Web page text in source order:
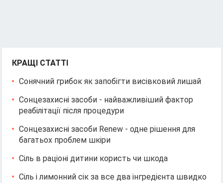
КРАЩІ СТАТТІ
Сонячний грибок як запобігти висівковий лишай
Сонцезахисні засоби - найважливіший фактор
реабілітації після процедури
Сонцезахисні засоби Renew - одне рішення для
багатьох проблем шкіри
Сіль в раціоні дитини користь чи шкода
Сіль і лимонний сік за все два інгредієнта швидко